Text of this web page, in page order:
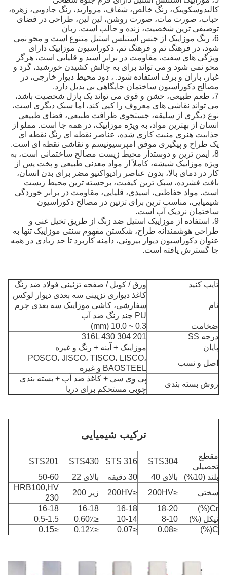
کالیدوسکوپیک، رنگ خالص، شفاف، مروارید، رنگ جادویی، زهره،
حباب، صورت مات، صورت روشن، لین لین، طراحی در فضای
توصیفی ترین شخصیت، زنده و جالب است. زبان
6، رنگ موزاییک از جنس استنلس استیل متنوع است و محو نمی
شود، در فرهنگ تم و فرهنگ تم، دکوراسیون موزاییک دارای
ویژگی های سفت، مقاومت در برابر اسید و قلیایی است، هرگز
محو نمی شود و می تواند برای به چالش کشیدن خورشید، گرد و
غبار، باران و برف استفاده شود. ، دود محیط دیوار خارجی، در
مصالح دکوراسیون ساختمان جایگاهی بی بدیل دارد.
7، طعم طبیعی، خشن و قوی می تواند یک پازل شخصیت باشد،
می تواند نقاشی های معروف را کپی کند، اما سبک دیگری است،
نوع دیگری از سلیقه، جستجوی ظرافت طبیعی، فضای طبیعی
انسان از بهترین مواد، به ویژه موزاییک، در همه جا است. مملو از
جذابیت هنری منبت کاری شده، عناصر نقطه ای رنگ نقطه ای
یک طراح و پیگیری موفق امپرسیونیسم و ​​نقاشی نقطه ای است.
8، ایمن ترین و دوستدار محیط زیست مصالح ساختمانی است، به
ویژه موزاییک شیشه، کاملاً از مواد معدنی طبیعی و پخت پس از
کار در دمای بالا، بدون عناصر رادیواکتیو مضر برای بدن انسان،
بافت فشرده، سبک ترین کیفیت، برجسته ترین محیط زیست
است. مواد حفاظتی، اسیدی، قلیایی، مقاومت در برابر خوردگی
شیمیایی، مناسب ترین برای تزئین در مصالح دکوراسیون
ساختمان نزدیک آب است.
9، استفاده از موزاییک استیل ضد زنگ از طریق تخیل غنی و
طراحی هوشمندانه طراح، شکستن مفهوم سنتی موزاییک تنها به
عنوان دکوراسیون دیوار بیرونی، دامنه کاربرد تا حد زیادی در همه
جا گسترش یافته است.
تایپ کنید ورق / کویل / صفحه تزئینی فولاد ضد زنگ
نام
کاغذ دیواری تزیینی سه بعدی دیوار لوکس
سفارشی، کاشی موزاییک سه بعدی چرم
PU چند رنگ ضد آب
ضخامت
0.3 ~ 10.0 (mm)
درجه SS
201 304 316L 430
پایان
موزاییک + آینه + رنگ و غیره
اصل و نسب
POSCO، JISCO، TISCO، LISCO،
BAOSTEEL و غیره
روش بسته بندی
پی وی سی + کاغذ ضد آب + بسته بندی
چوبی مستحکم برای دریا
ترکیب شیمیایی
مقطع
تحصیلی
STS304
STS 316
STS430
STS201
بلند (10%)
بالای 40 30 دقیقه بالای 22
50-60
سختی
≤200HV
≤200HV زیر 200
HRB100,HV
230
Cr(%)
18-20
16-18
16-18
16-18
نیکل (%)
8-10
10-14 ≤0.60٪
0.5-1.5
C(%)
≤0.08
≤0.07 ≤0.12٪ ≤0.15